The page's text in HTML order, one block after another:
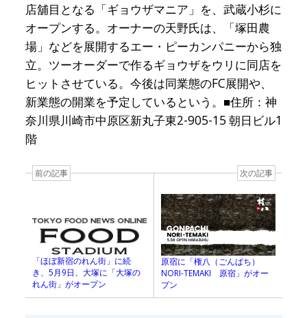
店舖目となる「ギョウザマニア」を、武蔵小杉に
オープンする。オーナーの天野氏は、「塚田農
場」などを展開するエー・ピーカンパニーから独
立。ツーオーダーで作るギョウザをウリに同店を
ヒットさせている。今後は同業態のFC展開や、
新業態の開業を予定しているという。■住所：神
奈川県川崎市中原区新丸子東2-905-15 朝日ビル1
階
前の記事
「ほぼ新宿のれん街」に続
き、5月9日、大塚に「大塚の
れん街」がオープン
次の記事
原宿に「権八（ごんぱち）
NORI-TEMAKI 原宿」がオー
プン